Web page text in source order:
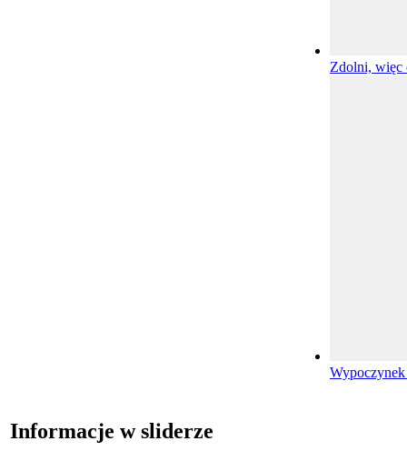
Zdolni, więc
Informacje w sliderze